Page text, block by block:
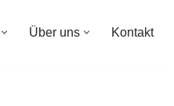
Über uns Kontakt